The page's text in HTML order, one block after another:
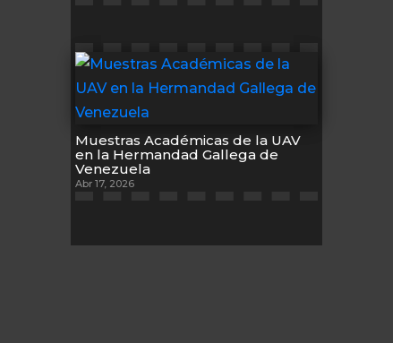
Muestras Académicas de la UAV
en la Hermandad Gallega de
Venezuela
Abr 17, 2026